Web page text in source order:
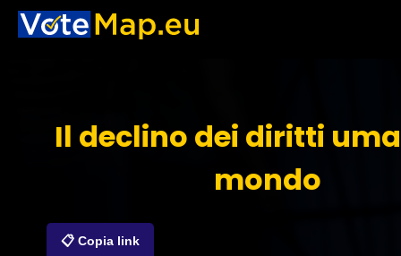
Il declino dei diritti
mondo
📋 Copia link